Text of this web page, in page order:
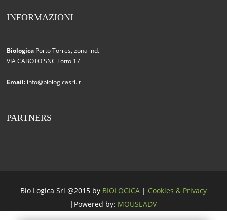
INFORMAZIONI
Biologica Porto Torres, zona ind.
VIA CABOTO SNC Lotto 17
Email: info@biologicasrl.it
PARTNERS
Bio Logica Srl @2015 by BIOLOGICA| Cookies & Privacy
|Powered by: MOUSEADV